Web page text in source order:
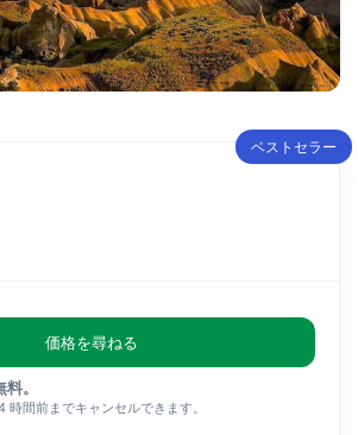
ベストセラー
価格を尋ねる
。
時間前までキャンセルできます。